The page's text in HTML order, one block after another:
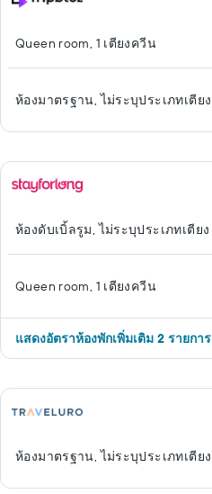
Queen room, 1 เตียงควีน
ห้องมาตรฐาน, ไม่ระบุประเภทเตียง
ห้องดับเบิ้ลรูม, ไม่ระบุประเภทเตียง
Queen room, 1 เตียงควีน
แสดงอัตราห้องพักเพิ่มเติม 2 รายการ
ห้องมาตรฐาน, ไม่ระบุประเภทเตียง